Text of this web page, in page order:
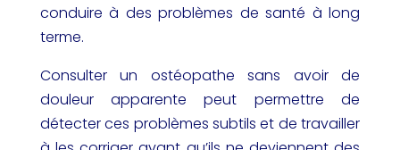
conduire à des problèmes de santé à long
terme.
Consulter un ostéopathe sans avoir de
douleur apparente peut permettre de
détecter ces problèmes subtils et de travailler